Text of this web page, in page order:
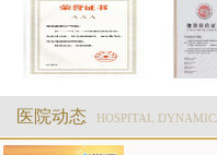
医院动态 HOSPITAL